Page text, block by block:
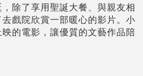
，除了享用聖誕大餐、與親友相
戲院欣賞一部暖心的影片。小
的電影，讓優質的文藝作品陪